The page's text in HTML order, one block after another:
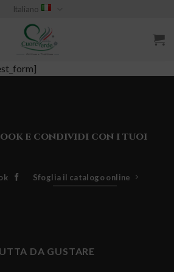
Italiano
e condividi con i tuoi
Sfoglia il catalogo online
DA GUSTARE